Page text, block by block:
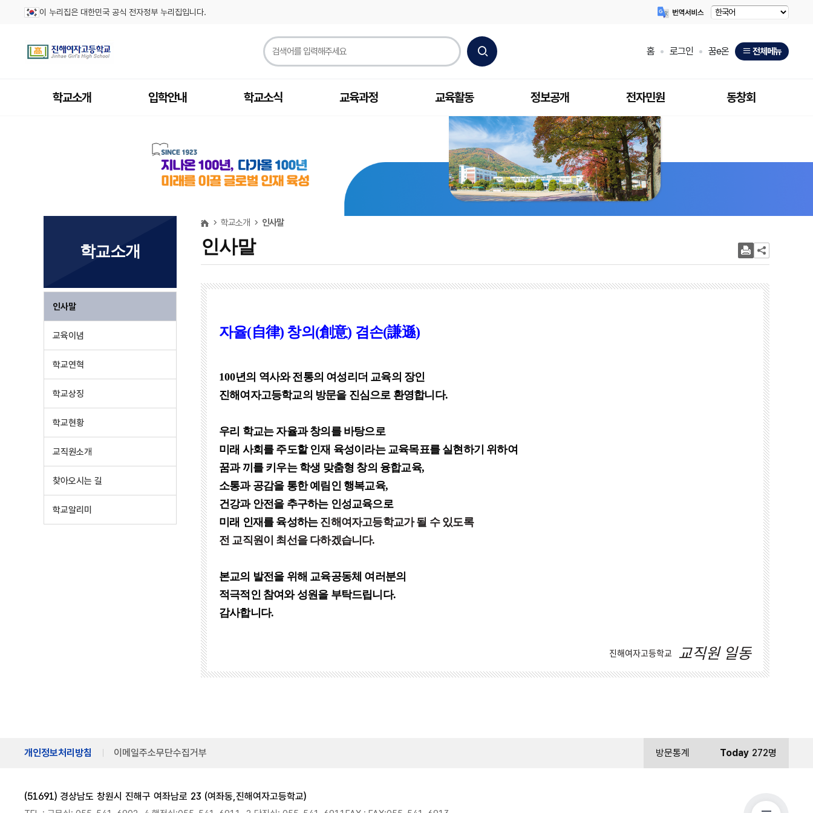
이 누리집은 대한민국 공식 전자정부 누리집입니다.
홈 로그인 꿈e온 전체메뉴
학교소개 입학안내 학교소식 교육과정 교육활동 정보공개 전자민원 동창회
학교소개
인사말
교육이념
학교연혁
학교상징
학교현황
교직원소개
찾아오시는 길
학교알리미
학교소개 인사말
인사말
자율(自律) 창의(創意) 겸손(謙遜)
100년의 역사와 전통의 여성리더 교육의 장인
진해여자고등학교의 방문을 진심으로 환영합니다.
우리 학교는 자율과 창의를 바탕으로
미래 사회를 주도할 인재 육성이라는 교육목표를 실현하기 위하여
꿈과 끼를 키우는 학생 맞춤형 창의 융합교육,
소통과 공감을 통한 예림인 행복교육,
건강과 안전을 추구하는 인성교육으로
미래 인재를 육성하는 진해여자고등학교가 될 수 있도록
전 교직원이 최선을 다하겠습니다.
본교의 발전을 위해 교육공동체 여러분의
적극적인 참여와 성원을 부탁드립니다.
감사합니다.
진해여자고등학교 교직원 일동
개인정보처리방침 이메일주소무단수집거부 방문통계 Today 272명
(51691) 경상남도 창원시 진해구 여좌남로 23 (여좌동,진해여자고등학교)